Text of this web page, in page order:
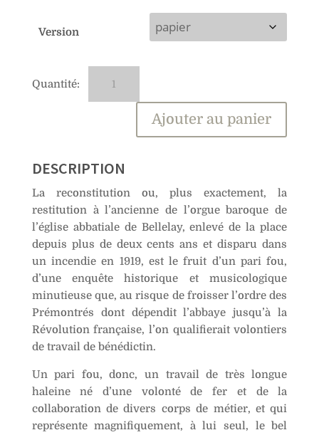
actuel
est :
Version
et
ses
orgues
Ajouter au panier
e
v
e
:
DESCRIPTION
La reconstitution ou, plus exactement, la
restitution à l’ancienne de l’orgue baroque de
l’église abbatiale de Bellelay, enlevé de la place
depuis plus de deux cents ans et disparu dans
un incendie en 1919, est le fruit d’un pari fou,
d’une enquête historique et musicologique
minutieuse que, au risque de froisser l’ordre des
Prémontrés dont dépendit l’abbaye jusqu’à la
Révolution française, l’on qualifierait volontiers
de travail de bénédictin.
Un pari fou, donc, un travail de très longue
haleine né d’une volonté de fer et de la
collaboration de divers corps de métier, et qui
représente magnifiquement, à lui seul, le bel